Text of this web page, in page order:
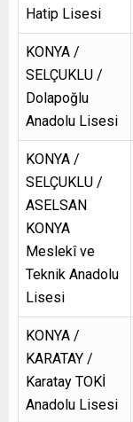
Hatip Lisesi
KONYA /
SELÇUKLU /
Dolapoğlu
Anadolu Lisesi
KONYA /
SELÇUKLU /
ASELSAN
KONYA
Meslekî ve
Teknik Anadolu
Lisesi
KONYA /
KARATAY /
Karatay TOKİ
Anadolu Lisesi